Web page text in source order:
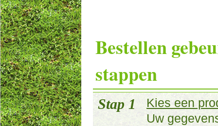
Bestellen
stappen
Stap 1
Kies een
Uw